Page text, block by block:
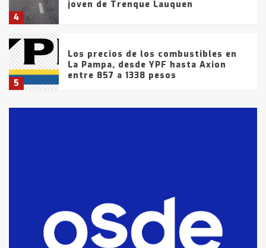
4
joven de Trenque Lauquen
5
Los precios de los combustibles en
La Pampa, desde YPF hasta Axion
entre 857 a 1338 pesos
fueron detenidos por
comercialización de drogas en la
tarde del sábado